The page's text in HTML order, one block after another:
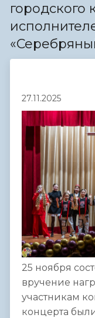
городского
27.11.2025
25 ноября
вручение
участникам
концерта